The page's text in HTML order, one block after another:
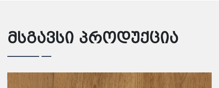
მსგავსი პროდუქცია